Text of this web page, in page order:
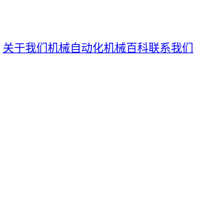
关于我们 机械自动化机械百科联系我们